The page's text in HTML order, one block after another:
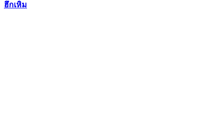
ฮึกเหิม